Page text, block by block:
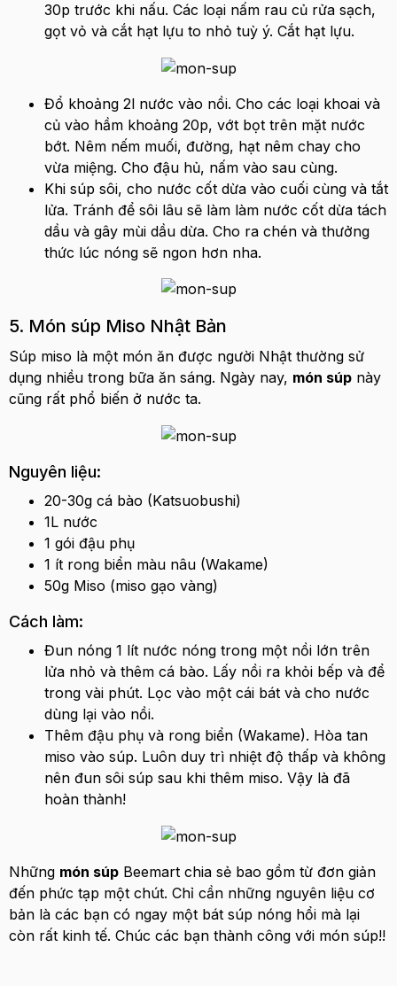
30p trước khi nấu. Các loại nấm rau củ rửa sạch,
gọt vỏ và cắt hạt lựu to nhỏ tuỳ ý. Cắt hạt lựu.
Đổ khoảng 2l nước vào nồi. Cho các loại khoai và
củ vào hầm khoảng 20p, vớt bọt trên mặt nước
bớt. Nêm nếm muối, đường, hạt nêm chay cho
vừa miệng. Cho đậu hủ, nấm vào sau cùng.
Khi súp sôi, cho nước cốt dừa vào cuối cùng và tắt
lửa. Tránh để sôi lâu sẽ làm làm nước cốt dừa tách
dầu và gây mùi dầu dừa. Cho ra chén và thưởng
thức lúc nóng sẽ ngon hơn nha.
5. Món súp Miso Nhật Bản
Súp miso là một món ăn được người Nhật thường sử
dụng nhiều trong bữa ăn sáng. Ngày nay, món súp này
cũng rất phổ biến ở nước ta.
Nguyên liệu:
20-30g cá bào (Katsuobushi)
1L nước
1 gói đậu phụ
1 ít rong biển màu nâu (Wakame)
50g Miso (miso gạo vàng)
Cách làm:
Đun nóng 1 lít nước nóng trong một nồi lớn trên
lửa nhỏ và thêm cá bào. Lấy nồi ra khỏi bếp và để
trong vài phút. Lọc vào một cái bát và cho nước
dùng lại vào nồi.
Thêm đậu phụ và rong biển (Wakame). Hòa tan
miso vào súp. Luôn duy trì nhiệt độ thấp và không
nên đun sôi súp sau khi thêm miso. Vậy là đã
hoàn thành!
Những món súp Beemart chia sẻ bao gồm từ đơn giản
đến phức tạp một chút. Chỉ cần những nguyên liệu cơ
bản là các bạn có ngay một bát súp nóng hổi mà lại
còn rất kinh tế. Chúc các bạn thành công với món súp!!